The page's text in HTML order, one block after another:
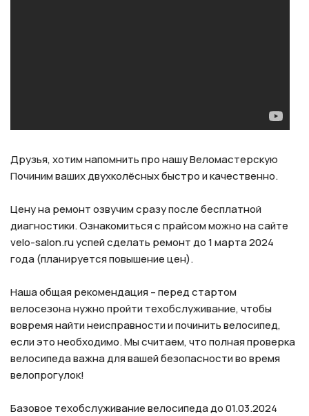
Друзья, хотим напомнить про нашу Веломастерскую
Починим ваших двухколёсных быстро и качественно.
Цену на ремонт озвучим сразу после бесплатной
диагностики. Ознакомиться с прайсом можно на сайте
velo-salon.ru успей сделать ремонт до 1 марта 2024
года (планируется повышение цен).
Наша общая рекомендация – перед стартом
велосезона нужно пройти техобслуживание, чтобы
вовремя найти неисправности и починить велосипед,
если это необходимо. Мы считаем, что полная проверка
велосипеда важна для вашей безопасности во время
велопрогулок!
Базовое техобслуживание велосипеда до 01.03.2024